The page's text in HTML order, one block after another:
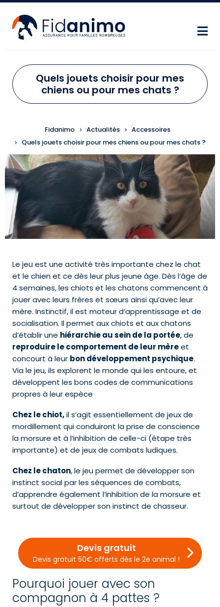
Aller au contenu principal
Quels jouets choisir pour mes
chiens ou pour mes chats ?
FIL D'ARIANE
Fidanimo Actualités
Accessoires
Quels jouets choisir pour mes chiens ou pour mes chats ?
Le jeu est une activité très importante chez le chat
et le chien et ce dès leur plus jeune âge. Dès l’âge de
4 semaines, les chiots et les chatons commencent à
jouer avec leurs frères et sœurs ainsi qu’avec leur
mère. Instinctif, il est moteur d’apprentissage et de
socialisation. Il permet aux chiots et aux chatons
d’établir une hiérarchie au sein de la portée, de
reproduire le comportement de leur mèreet
concourt à leur bon développement psychique.
Via le jeu, ils explorent le monde qui les entoure, et
développent les bons codes de communications
propres à leur espèce
Chez le chiot,il s‘agit essentiellement de jeux de
mordillement qui conduiront la prise de conscience
la morsure et à l’inhibition de celle-ci (étape très
importante) et de jeux de combats ludiques.
Chez le chaton, le jeu permet de développer son
instinct social par les séquences de combats,
d’apprendre également l’inhibition de la morsure et
surtout de développer son instinct de chasseur.
Devis gratuit
Devis gratuit 50€ offerts dès le 2e animal !
Pourquoi jouer avec son
compagnon à 4 pattes ?